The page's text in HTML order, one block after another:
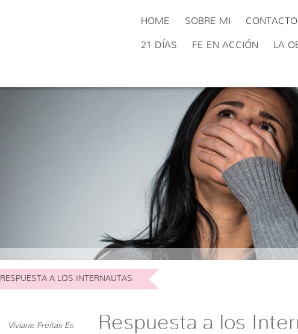
HOME SOBRE MI CONTACTO
21 DÍAS FE EN ACCIÓN LA
RESPUESTA A LOS INTERNAUTAS
Viviane Freitas Es
Respuesta a los